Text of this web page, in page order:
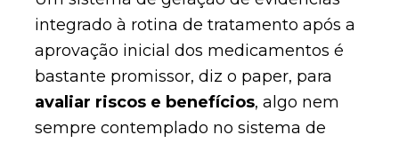
integrado à rotina de tratamento após a
aprovação inicial dos medicamentos é
bastante promissor, diz o paper, para
avaliar riscos e benefícios, algo nem
sempre contemplado no sistema de